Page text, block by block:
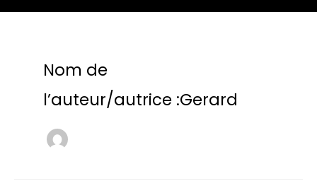
Nom de
l’auteur/autrice :Gerard